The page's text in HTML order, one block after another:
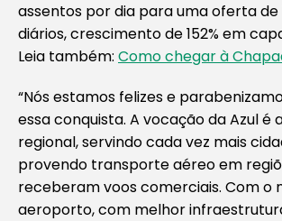
assentos por dia para uma oferta de
diários, crescimento de 152% em
Leia também: Como chegar à
“Nós estamos felizes e
essa conquista. A vocação da Azul é
regional, servindo cada vez mais
provendo transporte aéreo em
receberam voos comerciais. Com o
aeroporto, com melhor